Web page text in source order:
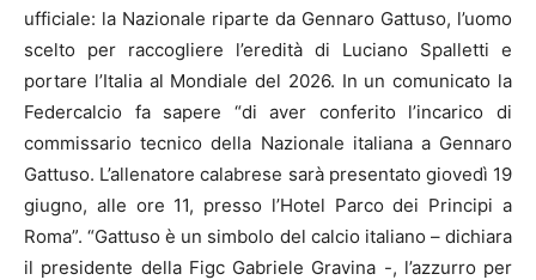
ufficiale: la Nazionale riparte da Gennaro Gattuso, l’uomo
scelto per raccogliere l’eredità di Luciano Spalletti e
portare l’Italia al Mondiale del 2026. In un comunicato la
Federcalcio fa sapere “di aver conferito l’incarico di
commissario tecnico della Nazionale italiana a Gennaro
Gattuso. L’allenatore calabrese sarà presentato giovedì 19
giugno, alle ore 11, presso l’Hotel Parco dei Principi a
Roma”. “Gattuso è un simbolo del calcio italiano – dichiara
il presidente della Figc Gabriele Gravina -, l’azzurro per